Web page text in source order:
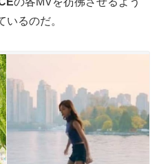
るのだ。